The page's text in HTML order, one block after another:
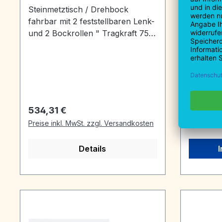
Holz, Ziegel, etc. 10 mm
Steinmetztisch / Drehbock
fahrbar mit 2 feststellbaren Lenk-
und 2 Bockrollen " Tragkraft 750
Regulärer Preis:
534,31 €
Preise inkl. MwSt. zzgl. Versandkosten
Details
248,71
Preise